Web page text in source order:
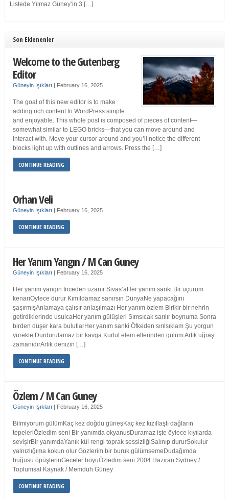
Listede Yılmaz Güney’in 3 […]
Son Eklenenler
Welcome to the Gutenberg
Editor
Güneyin Işıkları | February 16, 2025
The goal of this new editor is to make
adding rich content to WordPress simple
and enjoyable. This whole post is composed of pieces of content—
somewhat similar to LEGO bricks—that you can move around and
interact with. Move your cursor around and you’ll notice the different
blocks light up with outlines and arrows. Press the […]
CONTINUE READING
Orhan Veli
Güneyin Işıkları | February 16, 2025
CONTINUE READING
Her Yanım Yangın / M Can Guney
Güneyin Işıkları | February 16, 2025
Her yanım yangın İnceden uzanır Sivas’aHer yanım sanki Bir uçurum
kenarıÖylece durur Kımıldamaz sanırsın DünyaNe yapacağını
şaşırmışAnlamaya çalışır anlaşılmazı Her yanım özlem Birikir bir nehrin
getirdiklerinde usulcaHer yanım gülüşleri Sımsıcak sarılır boynuma Sonra
birden düşer kara bulutlarHer yanım sanki Öfkeden sırılsıklam Şu yorgun
yürekte Durdurulamaz bir kavga Kurtul elem ellerinden gülüm Artık uğraş
zamanıdırArtık denizin […]
CONTINUE READING
Özlem / M Can Guney
Güneyin Işıkları | February 16, 2025
Bilmiyorum gülümKaç kez doğdu güneşKaç kez kızıllaştı dağların
tepeleriÖzledim seni Bir yanımda okyanusDuramaz işte öylece kıyılarda
sevişirBir yanımdaYanık kül rengi toprak sessizliğiSalınıp dururSokulur
yalnızlığıma kokun olur Gözlerim bir buruk gülümsemeDudağımda
buğusu öpüşlerinGeceler boyuÖzledim seni 2004 Haziran Sydney /
Toplumsal Kaynak / Memduh Güney
CONTINUE READING